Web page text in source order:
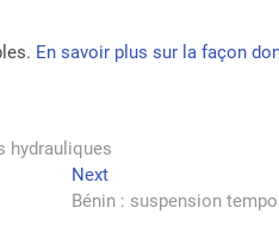
En savoir plus sur la façon
hydrauliques
NextNext
post:
Bénin : suspension